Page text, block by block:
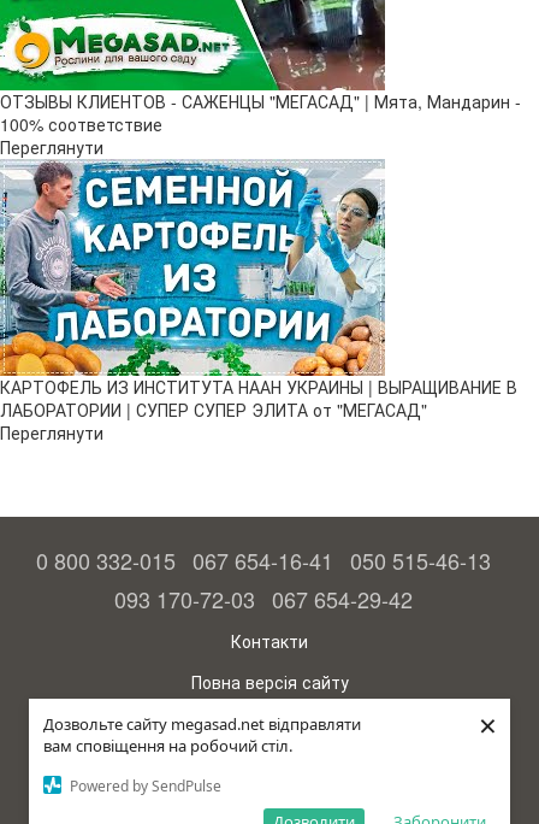
Дозвольте сайту megasad.net відправляти
вам сповіщення на робочий стіл.
Powered by SendPulse
×
ОТЗЫВЫ КЛИЕНТОВ - САЖЕНЦЫ "МЕГАСАД" | Мята, Мандарин -
100% соответствие
Переглянути
КАРТОФЕЛЬ ИЗ ИНСТИТУТА НААН УКРАИНЫ | ВЫРАЩИВАНИЕ В
ЛАБОРАТОРИИ | СУПЕР СУПЕР ЭЛИТА от "МЕГАСАД"
Переглянути
0 800 332-015 067 654-16-41
050 515-46-13
093 170-72-03 067 654-29-42
Контакти
Повна версія сайту
© 2015—2026
Megasad – гарантія високого врожаю
рус (країна-терорист)